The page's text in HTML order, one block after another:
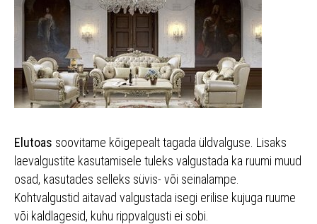
Elutoas soovitame kõigepealt tagada üldvalguse. Lisaks
laevalgustite kasutamisele tuleks valgustada ka ruumi muud
osad, kasutades selleks süvis- või seinalampe.
Kohtvalgustid aitavad valgustada isegi erilise kujuga ruume
või kaldlagesid, kuhu rippvalgusti ei sobi.